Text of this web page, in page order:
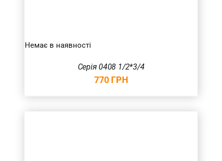
Немає в наявності
Серія 0408 1/2*3/4
770 ГРН